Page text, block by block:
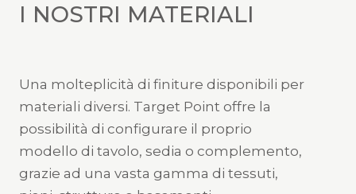
I NOSTRI MATERIALI
Una molteplicità di finiture disponibili per
materiali diversi. Target Point offre la
possibilità di configurare il proprio
modello di tavolo, sedia o complemento,
grazie ad una vasta gamma di tessuti,